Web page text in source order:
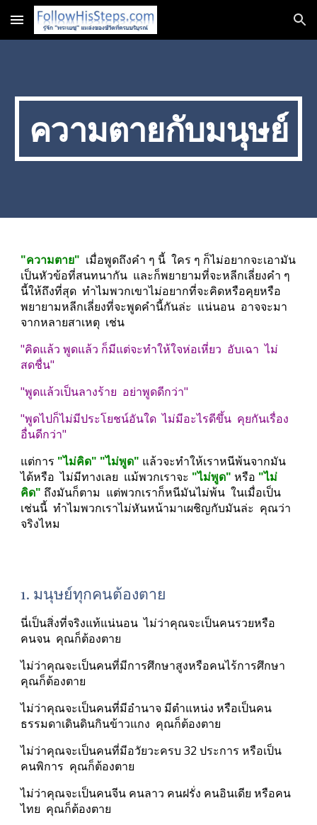
Skip to main content Skip to navigation
ความตายกับมนุษย์
"ความตาย"
  เมื่อพูดถึงคำ ๆ นี้  ใคร ๆ ก็ไม่อยากจะเอามัน
เป็นหัวข้อที่สนทนากัน  และก็พยายามที่จะหลีกเลี่ยงคำ ๆ
นี้ให้ถึงที่สุด  ทำไมพวกเขาไม่อยากที่จะคิดหรือคุยหรือ
พยายามหลีกเลี่ยงที่จะพูดคำนี้กันล่ะ  แน่นอน  อาจจะมา
จากหลายสาเหตุ  เช่น
"คิดแล้ว พูดแล้ว ก็มีแต่จะทำให้ใจห่อเหี่ยว  อับเฉา  ไม่
สดชื่น"
"พูดแล้วเป็นลางร้าย  อย่าพูดดีกว่า"
"พูดไปก็ไม่มีประโยชน์อันใด  ไม่มีอะไรดีขึ้น  คุยกันเรื่อง
อื่นดีกว่า"
แต่การ "ไม่คิด" "ไม่พูด" แล้วจะทำให้เราหนีพ้นจากมัน
ได้หรือ  ไม่มีทางเลย  แม้พวกเราจะ "ไม่พูด" หรือ "ไม่
คิด" ถึงมันก็ตาม  แต่พวกเราก็หนีมันไม่พ้น  ในเมื่อเป็น
เช่นนี้  ทำไมพวกเราไม่หันหน้ามาเผชิญกับมันล่ะ  คุณว่า
จริงไหม
1. มนุษย์ทุกคนต้องตาย
นี่เป็นสิ่งที่จริงแท้แน่นอน  ไม่ว่าคุณจะเป็นคนรวยหรือ
คนจน  คุณก็ต้องตาย
ไม่ว่าคุณจะเป็นคนที่มีการศึกษาสูงหรือคนไร้การศึกษา
คุณก็ต้องตาย
ไม่ว่าคุณจะเป็นคนที่มีอำนาจ มีตำแหน่ง หรือเป็นคน
ธรรมดาเดินดินกินข้าวแกง  คุณก็ต้องตาย
ไม่ว่าคุณจะเป็นคนที่มีอวัยวะครบ 32 ประการ หรือเป็น
คนพิการ  คุณก็ต้องตาย
ไม่ว่าคุณจะเป็นคนจีน คนลาว คนฝรั่ง คนอินเดีย หรือคน
ไทย  คุณก็ต้องตาย